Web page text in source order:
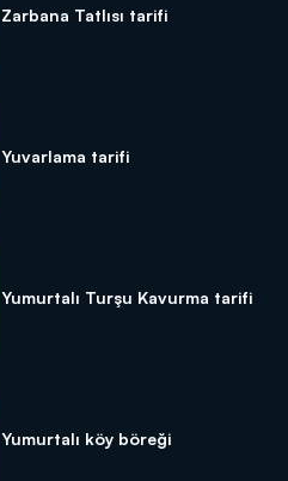
Zarbana Tatlısı tarifi
Yuvarlama tarifi
Yumurtalı Turşu Kavurma tarifi
Yumurtalı köy böreği